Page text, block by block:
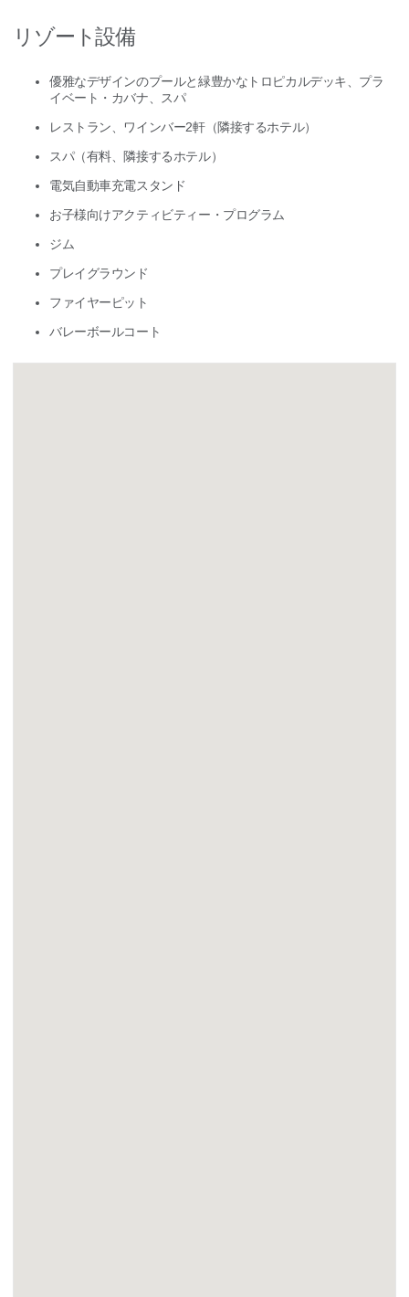
リゾート設備
優雅なデザインのプールと緑豊かなトロピカルデッキ、プラ
イベート・カバナ、スパ
レストラン、ワインバー2軒（隣接するホテル）
スパ（有料、隣接するホテル）
電気自動車充電スタンド
お子様向けアクティビティー・プログラム
ジム
プレイグラウンド
ファイヤーピット
バレーボールコート